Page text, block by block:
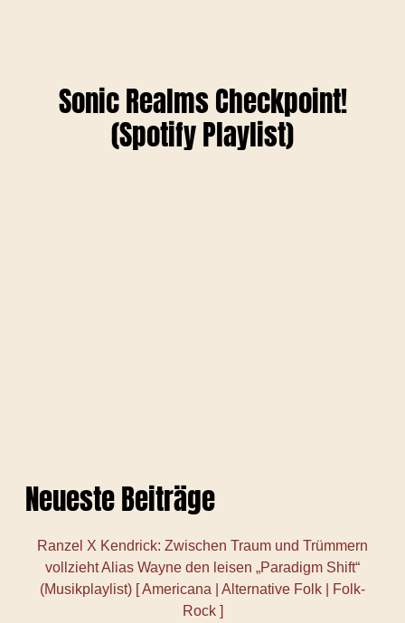
Sonic Realms Checkpoint!
(Spotify Playlist)
Neueste Beiträge
Ranzel X Kendrick: Zwischen Traum und Trümmern
vollzieht Alias Wayne den leisen „Paradigm Shift“
(Musikplaylist) [ Americana | Alternative Folk | Folk-
Rock ]